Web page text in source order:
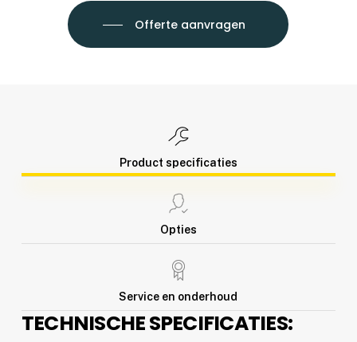
Offerte aanvragen
Product specificaties
Opties
Service en onderhoud
TECHNISCHE SPECIFICATIES: